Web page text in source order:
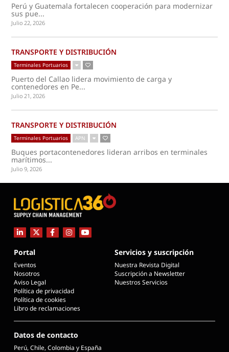
Perú y Guatemala fortalecen cooperación para modernizar
sus pue...
Julio 22, 2026
TRANSPORTE Y DISTRIBUCIÓN
Terminales Portuarios
Puerto del Callao lidera movimiento de carga y
contenedores en Pe...
Julio 21, 2026
TRANSPORTE Y DISTRIBUCIÓN
Terminales Portuarios APN
Buques portacontenedores lideran arribos en terminales
marítimos...
Julio 9, 2026
Portal
Eventos
Nosotros
Aviso Legal
Política de privacidad
Política de cookies
Libro de reclamaciones
Servicios y suscripción
Nuestra Revista Digital
Suscripción a Newsletter
Nuestros Servicios
Datos de contacto
Perú, Chile, Colombia y España